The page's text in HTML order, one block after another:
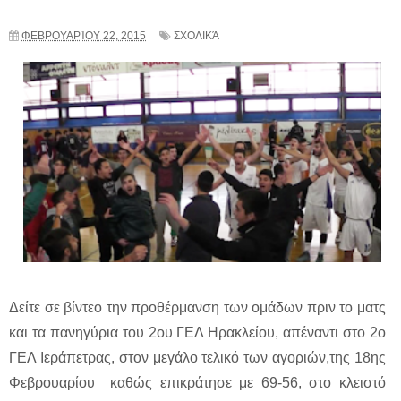
ΦΕΒΡΟΥΑΡΊΟΥ 22, 2015 ΣΧΟΛΙΚΆ
Δείτε σε βίντεο την προθέρμανση των ομάδων πριν το ματς
και τα πανηγύρια του 2ου ΓΕΛ Ηρακλείου, απέναντι στο 2ο
ΓΕΛ Ιεράπετρας, στον μεγάλο τελικό των αγοριών,της 18ης
Φεβρουαρίου καθώς επικράτησε με 69-56, στο κλειστό